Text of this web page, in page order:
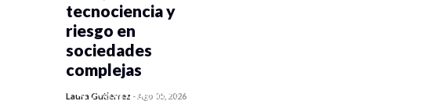
0 veces compartido
tecnociencia y
riesgo en
sociedades
complejas
Laura Gutiérrez -Ago 05, 2026